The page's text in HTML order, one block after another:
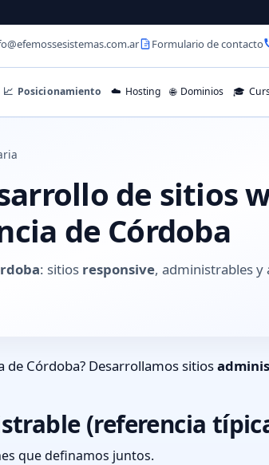
Formulario de contacto
📈 Posicionamiento ☁️ Hosting 🌐 Dominios 🎓
de sitios
de Córdoba
: sitios responsive, administrables
de Córdoba? Desarrollamos sitios
(referencia
que definamos juntos.